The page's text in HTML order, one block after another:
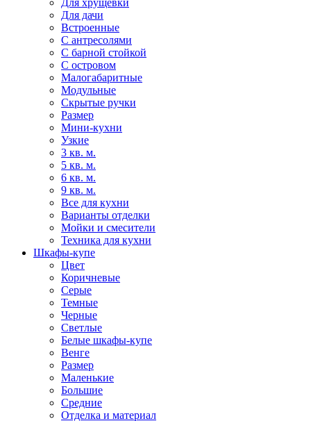
Для хрущевки
Для дачи
Встроенные
С антресолями
С барной стойкой
С островом
Малогабаритные
Модульные
Скрытые ручки
Размер
Мини-кухни
Узкие
3 кв. м.
5 кв. м.
6 кв. м.
9 кв. м.
Все для кухни
Варианты отделки
Мойки и смесители
Техника для кухни
Шкафы-купе
Цвет
Коричневые
Серые
Темные
Черные
Светлые
Белые шкафы-купе
Венге
Размер
Маленькие
Большие
Средние
Отделка и материал